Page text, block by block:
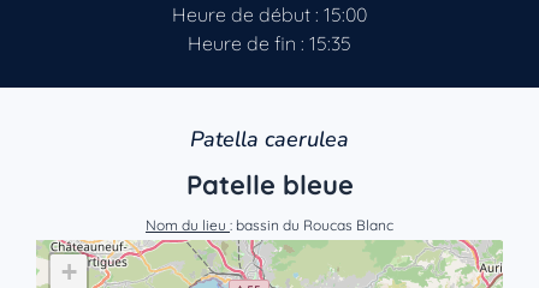
Heure de début : 15:00
Heure de fin : 15:35
Patella caerulea
Patelle bleue
Nom du lieu : bassin du Roucas Blanc
+